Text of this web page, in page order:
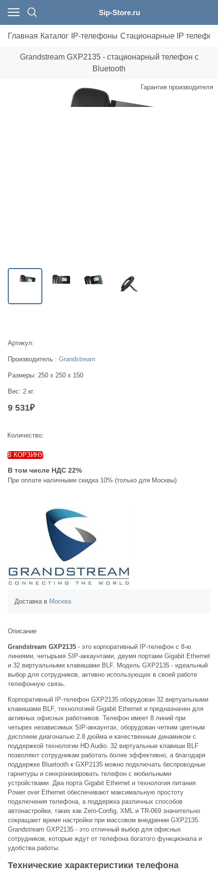
Sip-Store.ru
Главная Каталог IP-телефоны Стационарные IP
Grandstream GXP2135 - стационарный телефон с
Bluetooth
Гарантия производителя
Артикул:
Производитель : Grandstream
Размеры: 250 x 250 x 150
Вес: 2 кг.
9 531₽
Количество:
В КОРЗИНУ
В том числе НДС 22%
При оплате наличными скидка 10% (только для Москвы)
Доставка в Москва
Описание
Grandstream GXP2135 - это корпоративный IP-телефон с 8-ю
линиями, четырьмя SIP-аккаунтами, двумя портами Gigabit Ethernet
и 32 виртуальными клавишами BLF. Модель GXP2135 - идеальный
выбор для сотрудников, активно использующих в своей работе
телефонную связь.
Корпоративный IP-телефон GXP2135 оборудован 32 виртуальными
клавишами BLF, технологией Gigabit Ethernet и предназначен для
активных офисных работников. Телефон имеет 8 линий при
четырех независимых SIP-аккаунтах, оборудован четким цветным
дисплеем диагональю 2.8 дюйма и качественным динамиком с
поддержкой технологии HD Audio. 32 виртуальные клавиши BLF
позволяют сотрудникам работать более эффективно, а благодаря
поддержке Bluetooth к GXP2135 можно подключать беспроводные
гарнитуры и синхронизировать телефон с мобильными
устройствами. Два порта Gigabit Ethernet и технология питания
Power over Ethernet обеспечивают максимальную простоту
подключения телефона, а поддержка различных способов
автонастройки, таких как Zero-Config, XML и TR-069 значительно
сокращают время настройки при массовом внедрении GXP2135.
Grandstream GXP2135 - это отличный выбор для офисных
сотрудников, которые ждут от телефона богатого функционала и
удобства работы.
Технические характеристики телефона